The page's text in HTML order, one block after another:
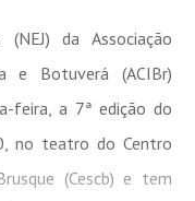
da Associação
e Botuverá (ACIBr)
feira, a 7ª edição do
no teatro do Centro
(Cescb) e tem